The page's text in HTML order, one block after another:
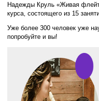
Надежды Круль «Живая
курса, состоящего из 15
Уже более 300 человек уже
попробуйте и вы!